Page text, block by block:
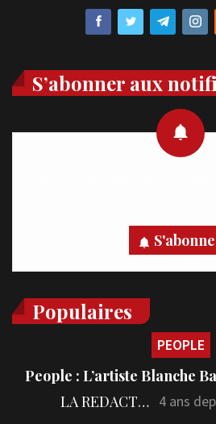
S’abonner aux
Populaires
PEOPLE
People : L’artiste Blanche
LA REDACTION 4 ans